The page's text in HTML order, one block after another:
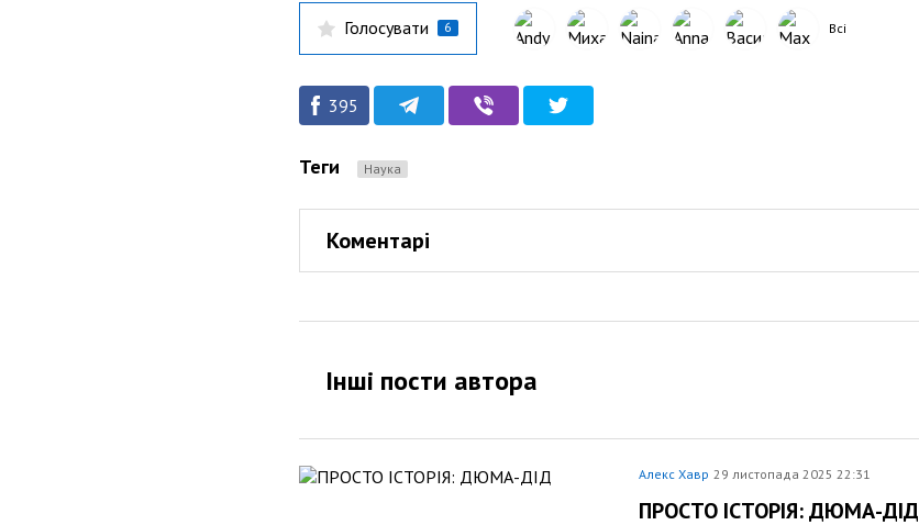
Голосувати 6 Всі
395
Теги Наука
Коментарі
Інші пости автора
Алекс Хавр 29 листопада 2025 22:31
ПРОСТО ІСТОРІЯ: ДЮМА-ДІД